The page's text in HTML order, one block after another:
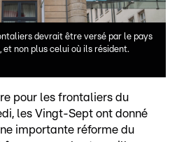
devrait être versé par le pays
non plus celui où ils résident.
pour les frontaliers du
les Vingt-Sept ont donné
importante réforme du